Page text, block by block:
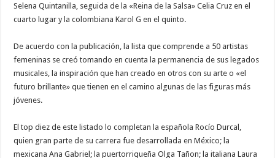
Selena Quintanilla, seguida de la «Reina de la Salsa» Celia Cruz en el
cuarto lugar y la colombiana Karol G en el quinto.
De acuerdo con la publicación, la lista que comprende a 50 artistas
femeninas se creó tomando en cuenta la permanencia de sus legados
musicales, la inspiración que han creado en otros con su arte o «el
futuro brillante» que tienen en el camino algunas de las figuras más
jóvenes.
El top diez de este listado lo completan la española Rocío Durcal,
quien gran parte de su carrera fue desarrollada en México; la
mexicana Ana Gabriel; la puertorriqueña Olga Tañon; la italiana Laura